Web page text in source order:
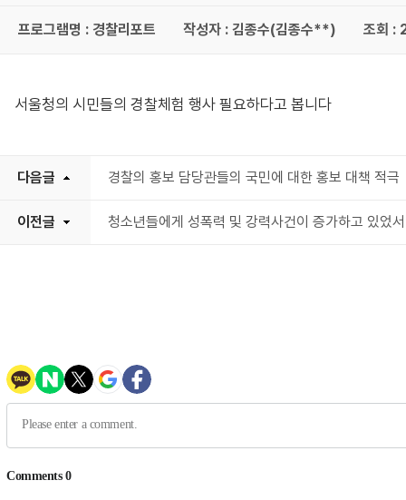
프로그램명 : 경찰리포트 작성자 : 김종수(김종수**) 조회 :
서울청의 시민들의 경찰체험 행사 필요하다고 봅니다
다음글 경찰의 홍보 담당관들의 국민에 대한 홍보 대책 적극
이전글 청소년들에게 성폭력 및 강력사건이 증가하고 있었서